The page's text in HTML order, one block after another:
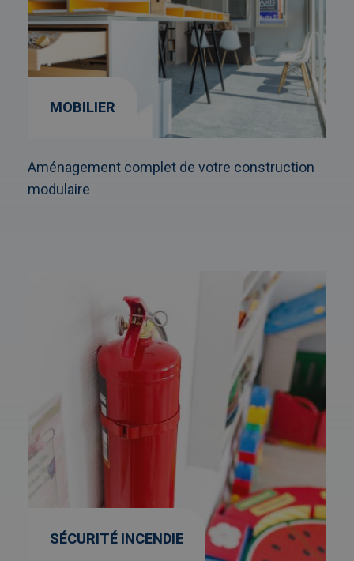
MOBILIER
Aménagement complet de votre construction
modulaire
SÉCURITÉ INCENDIE